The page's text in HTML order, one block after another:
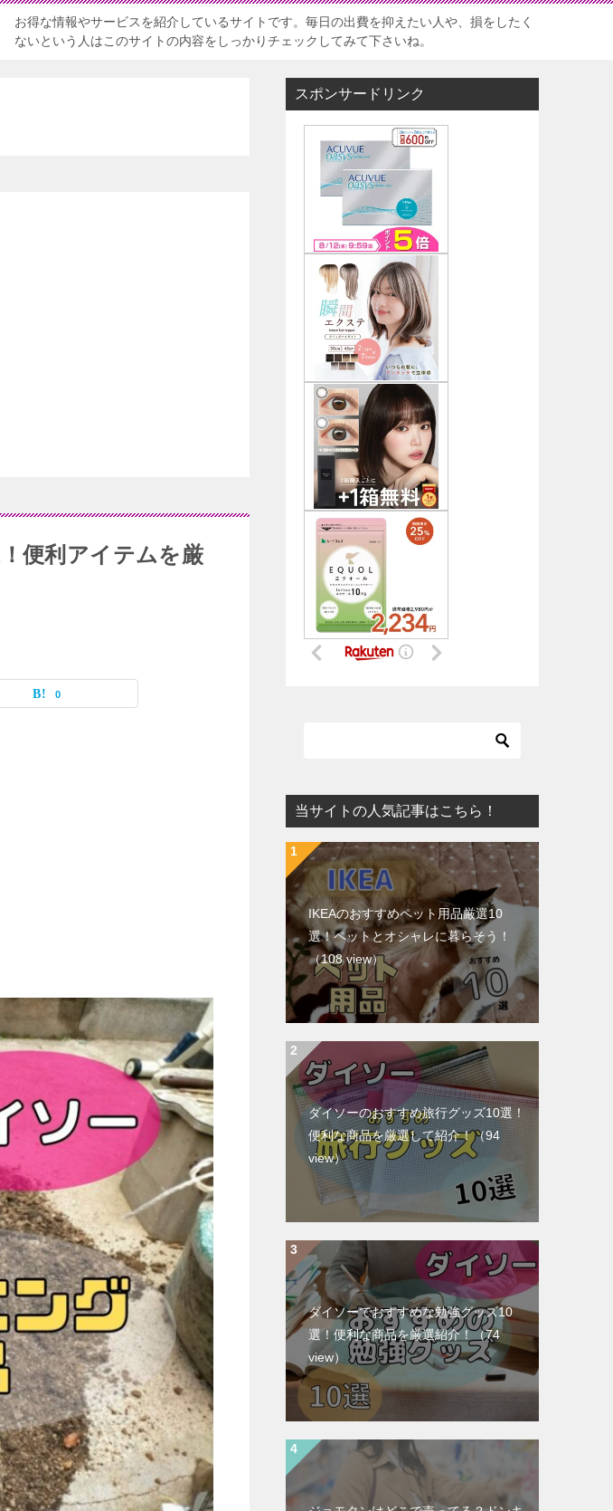
お得な情報やサービスを紹介しているサイトです。毎日の出費を抑えたい人や、損をしたく
ないという人はこのサイトの内容をしっかりチェックしてみて下さいね。
便利アイテムを厳
0
スポンサードリンク
当サイトの人気記事はこちら！
IKEAのおすすめペット用品厳選10
選！ペットとオシャレに暮らそう！
（108 view）
ダイソーのおすすめ旅行グッズ10選！
便利な商品を厳選して紹介！（94
view）
ダイソーでおすすめな勉強グッズ10
選！便利な商品を厳選紹介！（74
view）